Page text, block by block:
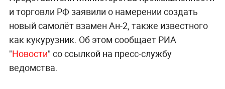
и торговли РФ заявили о намерении создать
новый самолёт взамен Ан-2, также известного
как кукурузник. Об этом сообщает РИА
"Новости" со ссылкой на пресс-службу
ведомства.